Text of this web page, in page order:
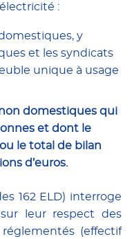
:
y
et les syndicats
unique à usage
domestiques qui
et dont le
le total de bilan
d’euros.
162 ELD) interroge
leur respect des
(effectif